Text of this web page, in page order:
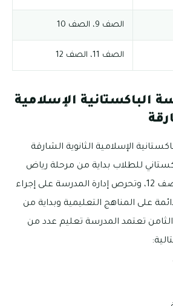
الصف 9، الصف 10
الصف 11، الصف 12
الباكستانية الإسلامية
الإسلامية الثانوية الشارقة
للطلاب بداية من مرحلة رياض
الأطفال 1 وحتى الصف 12، وتحرص إدارة المدرسة على إجراء
على المناهج التعليمية وبداية من
تعتمد المدرسة تعليم عدد من